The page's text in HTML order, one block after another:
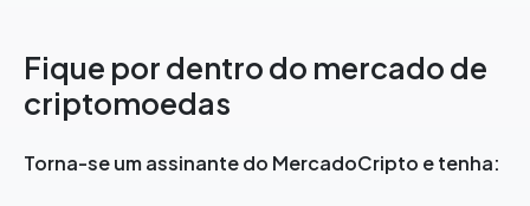
Fique por dentro do mercado de
criptomoedas
Torna-se um assinante do MercadoCripto e tenha: